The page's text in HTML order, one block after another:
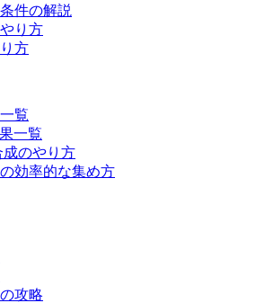
件の解説
り方
方
覧
一覧
のやり方
効率的な集め方
攻略